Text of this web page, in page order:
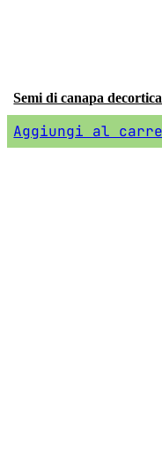
Semi di canapa
Aggiungi al